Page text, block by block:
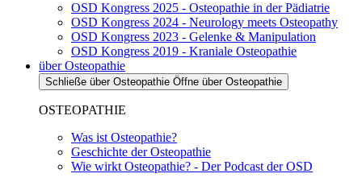
OSD Kongress 2025 - Osteopathie in der Pädiatrie
OSD Kongress 2024 - Neurology meets Osteopathy
OSD Kongress 2023 - Gelenke & Manipulation
OSD Kongress 2019 - Kraniale Osteopathie
über Osteopathie
Schließe über Osteopathie Öffne über Osteopathie
OSTEOPATHIE
Was ist Osteopathie?
Geschichte der Osteopathie
Wie wirkt Osteopathie? - Der Podcast der OSD